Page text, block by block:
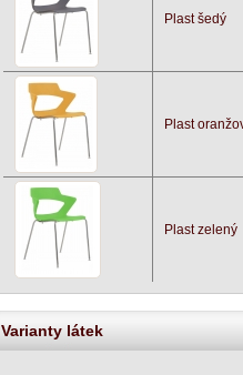
Plast šedý
Plast
Plast zelený
Varianty látek